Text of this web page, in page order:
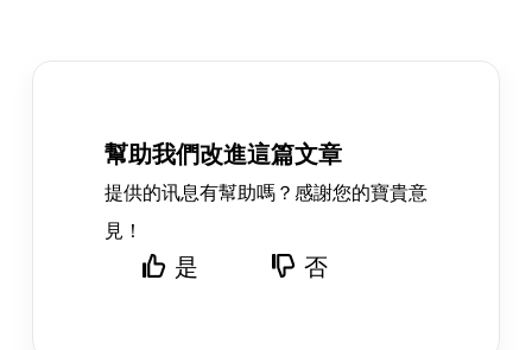
幫助我們改進這篇文章
提供的讯息有幫助嗎？感謝您的寶貴意
見！
是 否